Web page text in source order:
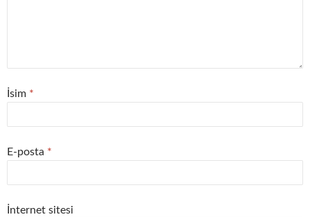
İsim *
E-posta *
İnternet sitesi